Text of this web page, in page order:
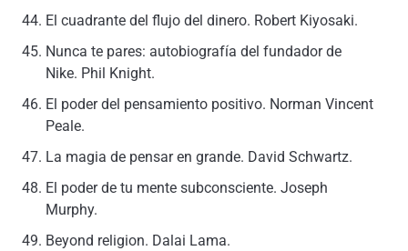
El cuadrante del flujo del dinero. Robert Kiyosaki.
Nunca te pares: autobiografía del fundador de
Nike. Phil Knight.
El poder del pensamiento positivo. Norman Vincent
Peale.
La magia de pensar en grande. David Schwartz.
El poder de tu mente subconsciente. Joseph
Murphy.
Beyond religion. Dalai Lama.